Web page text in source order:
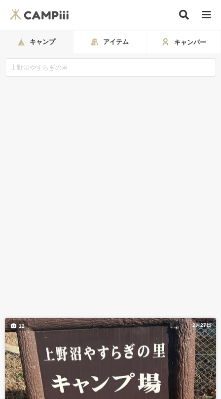
キャンプ アイテム キャンパー
2月27日
12